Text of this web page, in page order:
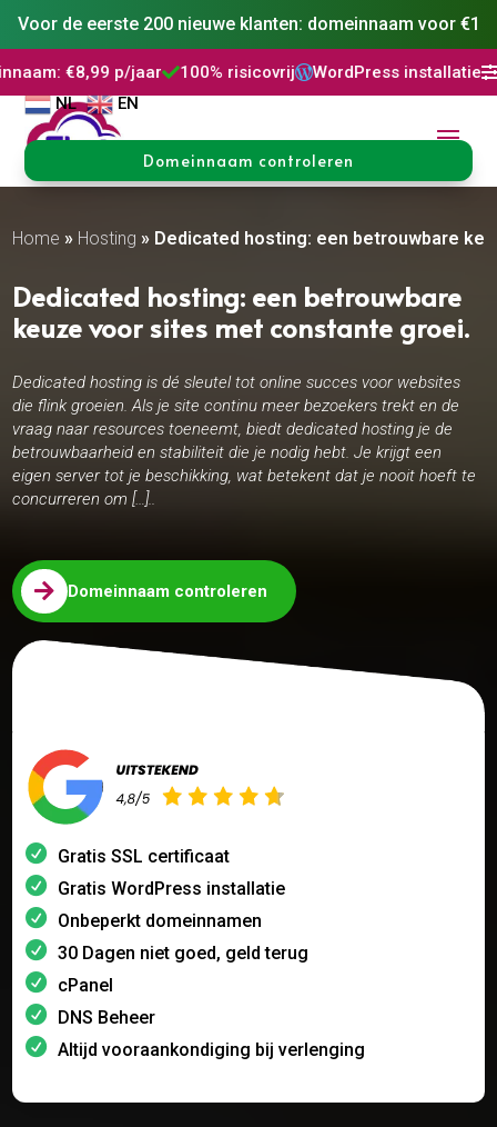
Voor de eerste 200 nieuwe klanten: domeinnaam voor €1
p/jaar100% risicovrijWordPress installatieDNS Beheer
NL EN
Domeinnaam controleren
Home » Hosting » Dedicated hosting: een betrouwbare
Dedicated hosting: een betrouwbare
keuze voor sites met constante groei.​
Dedicated hosting is dé sleutel tot online succes voor websites
die flink groeien. Als je site continu meer bezoekers trekt en de
vraag naar resources toeneemt, biedt dedicated hosting je de
betrouwbaarheid en stabiliteit die je nodig hebt. Je krijgt een
eigen server tot je beschikking, wat betekent dat je nooit hoeft te
concurreren om […]..
 Domeinnaam controleren
Gratis SSL certificaat
Gratis WordPress installatie
Onbeperkt domeinnamen
30 Dagen niet goed, geld terug
cPanel
DNS Beheer
Altijd vooraankondiging bij verlenging